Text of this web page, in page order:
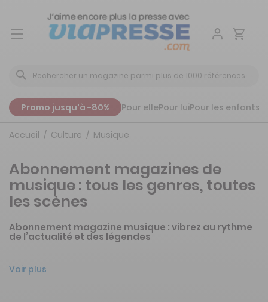
Aller
Promo jusqu'à -80% Pour ellePour luiPour les enfants
Accueil Culture Musique
Abonnement magazines de
musique : tous les genres, toutes
les scènes
Abonnement magazine musique : vibrez au rythme
de l’actualité et des légendes
Voir plus